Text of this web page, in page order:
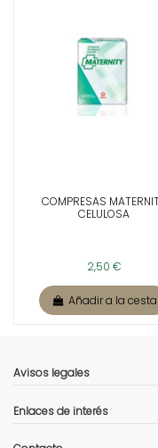
COMPRESAS
CELULOSA
2,50 €
Añadir a la cesta
Avisos legales
Enlaces de interés